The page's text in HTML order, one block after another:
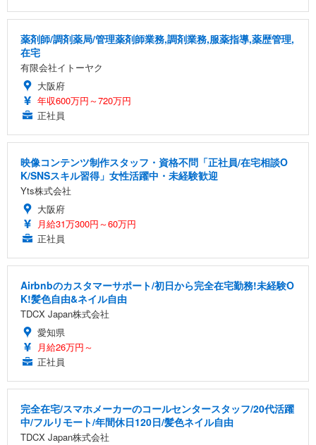
薬剤師/調剤薬局/管理薬剤師業務,調剤業務,服薬指導,薬歴管理,
在宅
有限会社イトーヤク
大阪府
年収600万円～720万円
正社員
映像コンテンツ制作スタッフ・資格不問「正社員/在宅相談O
K/SNSスキル習得」女性活躍中・未経験歓迎
Yts株式会社
大阪府
月給31万300円～60万円
正社員
Airbnbのカスタマーサポート/初日から完全在宅勤務!未経験O
K!髪色自由&ネイル自由
TDCX Japan株式会社
愛知県
月給26万円～
正社員
完全在宅/スマホメーカーのコールセンタースタッフ/20代活躍
中/フルリモート/年間休日120日/髪色ネイル自由
TDCX Japan株式会社